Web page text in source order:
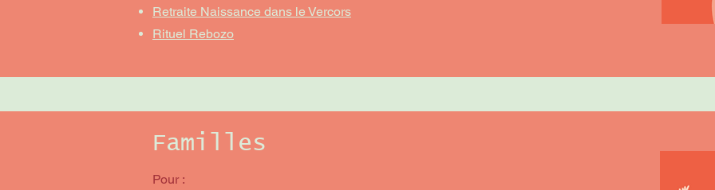
Retraite Naissance dans le Vercors
Rituel Rebozo
Familles
Pour :